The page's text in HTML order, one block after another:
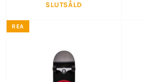
SLUTSÅLD
REA